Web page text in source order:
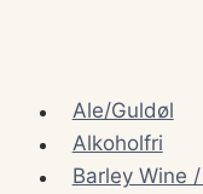
Ale/Guldøl
Alkoholfri
Barley Wine